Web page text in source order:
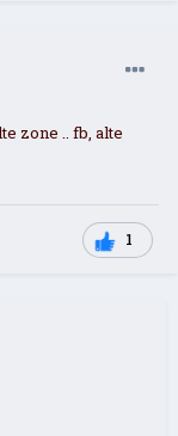
zone .. fb, alte
1